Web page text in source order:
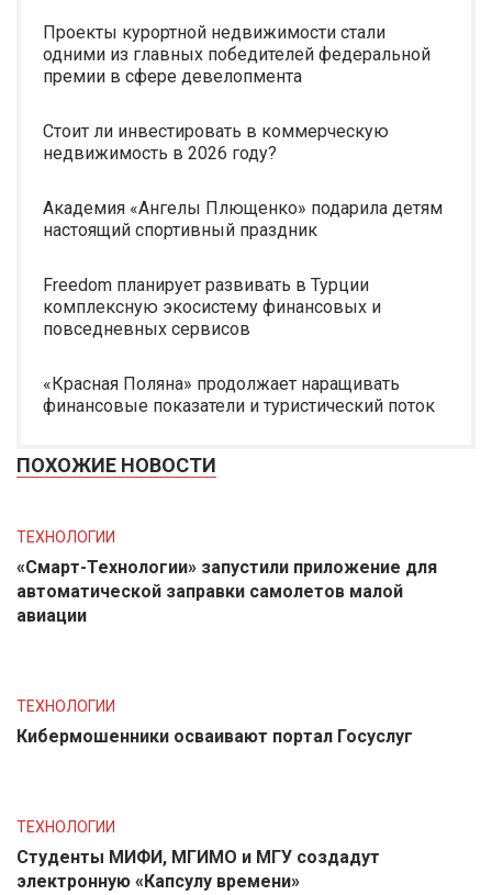
Проекты курортной недвижимости стали
одними из главных победителей федеральной
премии в сфере девелопмента
Стоит ли инвестировать в коммерческую
недвижимость в 2026 году?
Академия «Ангелы Плющенко» подарила детям
настоящий спортивный праздник
Freedom планирует развивать в Турции
комплексную экосистему финансовых и
повседневных сервисов
«Красная Поляна» продолжает наращивать
финансовые показатели и туристический поток
ПОХОЖИЕ НОВОСТИ
ТЕХНОЛОГИИ
«Смарт-Технологии» запустили приложение для
автоматической заправки самолетов малой
авиации
ТЕХНОЛОГИИ
Кибермошенники осваивают портал Госуслуг
ТЕХНОЛОГИИ
Студенты МИФИ, МГИМО и МГУ создадут
электронную «Капсулу времени»